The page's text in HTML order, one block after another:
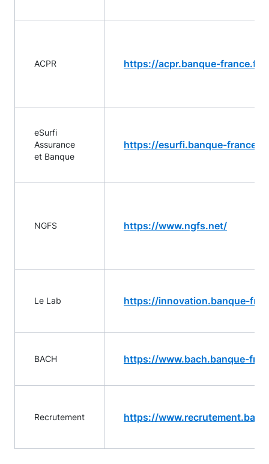
ACPR https://acpr.banque-france.fr/
eSurfi
Assurance
et Banque
https://esurfi.banque-france.fr/
NGFS https://www.ngfs.net/
Le Lab https://innovation.banque-
BACH https://www.bach.banque-
Recrutement https://